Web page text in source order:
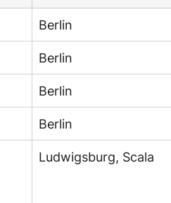
Berlin
Berlin
Berlin
Berlin
Ludwigsburg, Scala